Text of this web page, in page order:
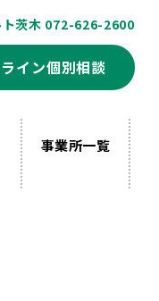
ト茨木 072-626-2600
イン個別相談
事業所一覧